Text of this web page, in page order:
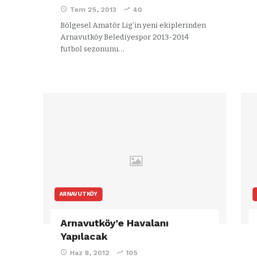
Tem 25, 2013 40
Bölgesel Amatör Lig’in yeni ekiplerinden
Arnavutköy Belediyespor 2013-2014
futbol sezonunu…
ARNAVUTKÖY
Arnavutköy’e Havalanı
Yapılacak
Haz 8, 2012 105